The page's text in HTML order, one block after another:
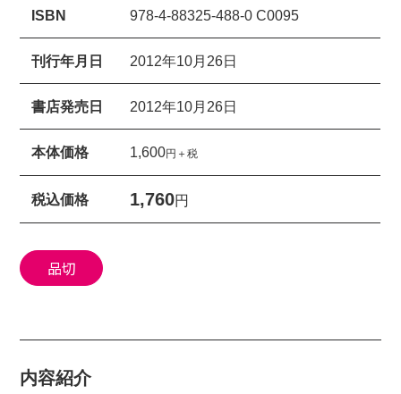
ISBN 978-4-88325-488-0 C0095
刊行年月日 2012年10月26日
書店発売日 2012年10月26日
本体価格 1,600円＋税
税込価格 1,760円
品切
内容紹介